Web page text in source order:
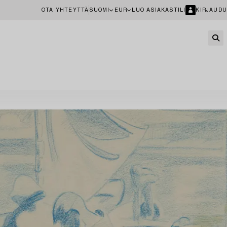
OTA YHTEYTTÄ SUOMI EUR LUO ASIAKASTILI KIRJAUDU